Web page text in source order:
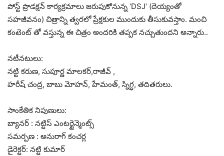
పోస్ట్ ప్రొడక్షన్ కార్యక్రమాలు జరుపుకోనున్న ‘DSJ‘ (దెయ్యంతో
సహజీవనం) చిత్రాన్ని త్వరలో ప్రేక్షకుల ముందుకు తీసుకువస్తాం. మంచి
కంటెంట్ తో వస్తున్న ఈ చిత్రం అందరికి తప్పక నచ్చుతుందని అన్నారు..
నటీనటులు:
నట్టి కరుణ, సుపూర్ణ మాలకర్,రాజీవ్ ,
హరీష్ చంద్ర, బాబు మోహన్, హేమంత్, స్నిగ్ధ, తదితరులు.
సాంకేతిక నిపుణులు:
బ్యానర్ : నట్టిస్ ఎంటర్టైన్మెంట్స్
సమర్పణ : అనురాగ్ కంచర్ల
డైరెక్టర్: నట్టి కుమార్